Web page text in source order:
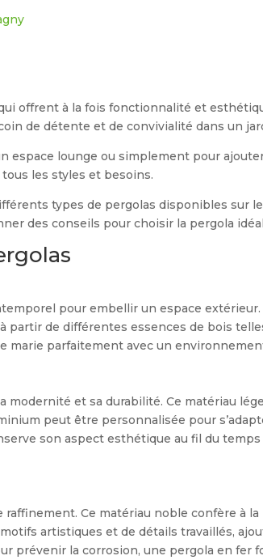
offrent à la fois fonctionnalité et
de détente et de convivialité dans un
espace lounge ou simplement pour
les styles et besoins.
types de pergolas disponibles sur
des conseils pour choisir la pergola
pour embellir un espace
partir de différentes essences de bois
marie parfaitement avec un
modernité et sa durabilité. Ce matériau
peut être personnalisée pour
son aspect esthétique au fil du
raffinement. Ce matériau noble confère à
artistiques et de détails travaillés,
prévenir la corrosion, une pergola en fer